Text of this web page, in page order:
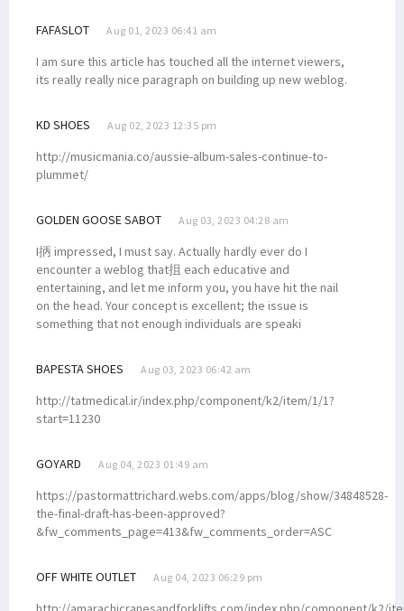
FAFASLOT Aug 01, 2023 06:41 am
I am sure this article has touched all the internet viewers,
its really really nice paragraph on building up new weblog.
KD SHOES Aug 02, 2023 12:35 pm
http://musicmania.co/aussie-album-sales-continue-to-
plummet/
GOLDEN GOOSE SABOT Aug 03, 2023 04:28 am
I抦 impressed, I must say. Actually hardly ever do I
encounter a weblog that抯 each educative and
entertaining, and let me inform you, you have hit the nail
on the head. Your concept is excellent; the issue is
something that not enough individuals are speaki
BAPESTA SHOES Aug 03, 2023 06:42 am
http://tatmedical.ir/index.php/component/k2/item/1/1?
start=11230
GOYARD Aug 04, 2023 01:49 am
https://pastormattrichard.webs.com/apps/blog/show/34848528-
the-final-draft-has-been-approved?
&fw_comments_page=413&fw_comments_order=ASC
OFF WHITE OUTLET Aug 04, 2023 06:29 pm